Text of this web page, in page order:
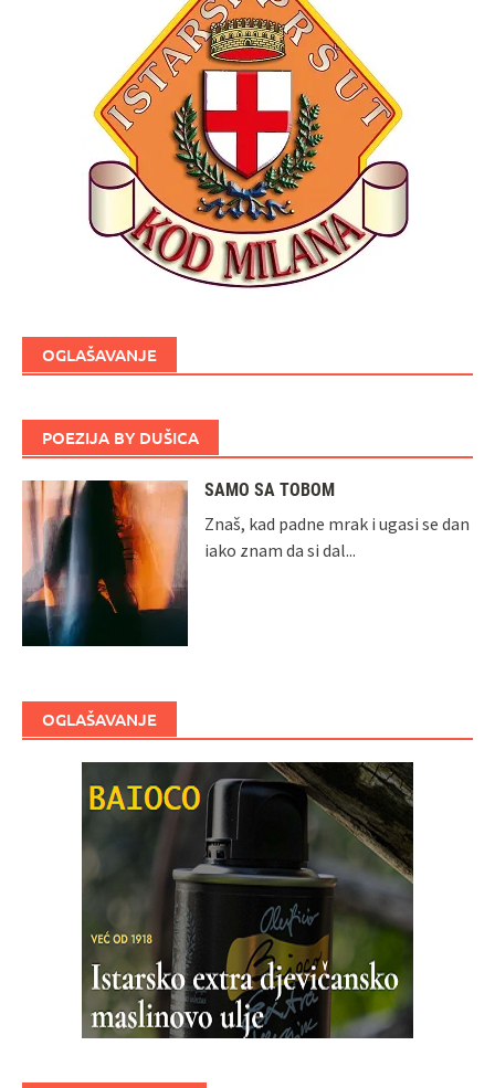
OGLAŠAVANJE
POEZIJA BY DUŠICA
SAMO SA TOBOM
Znaš, kad padne mrak i ugasi se dan
iako znam da si dal...
OGLAŠAVANJE